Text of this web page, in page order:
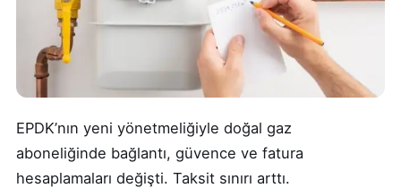
EPDK’nın yeni yönetmeliğiyle doğal gaz
aboneliğinde bağlantı, güvence ve fatura
hesaplamaları değişti. Taksit sınırı arttı.